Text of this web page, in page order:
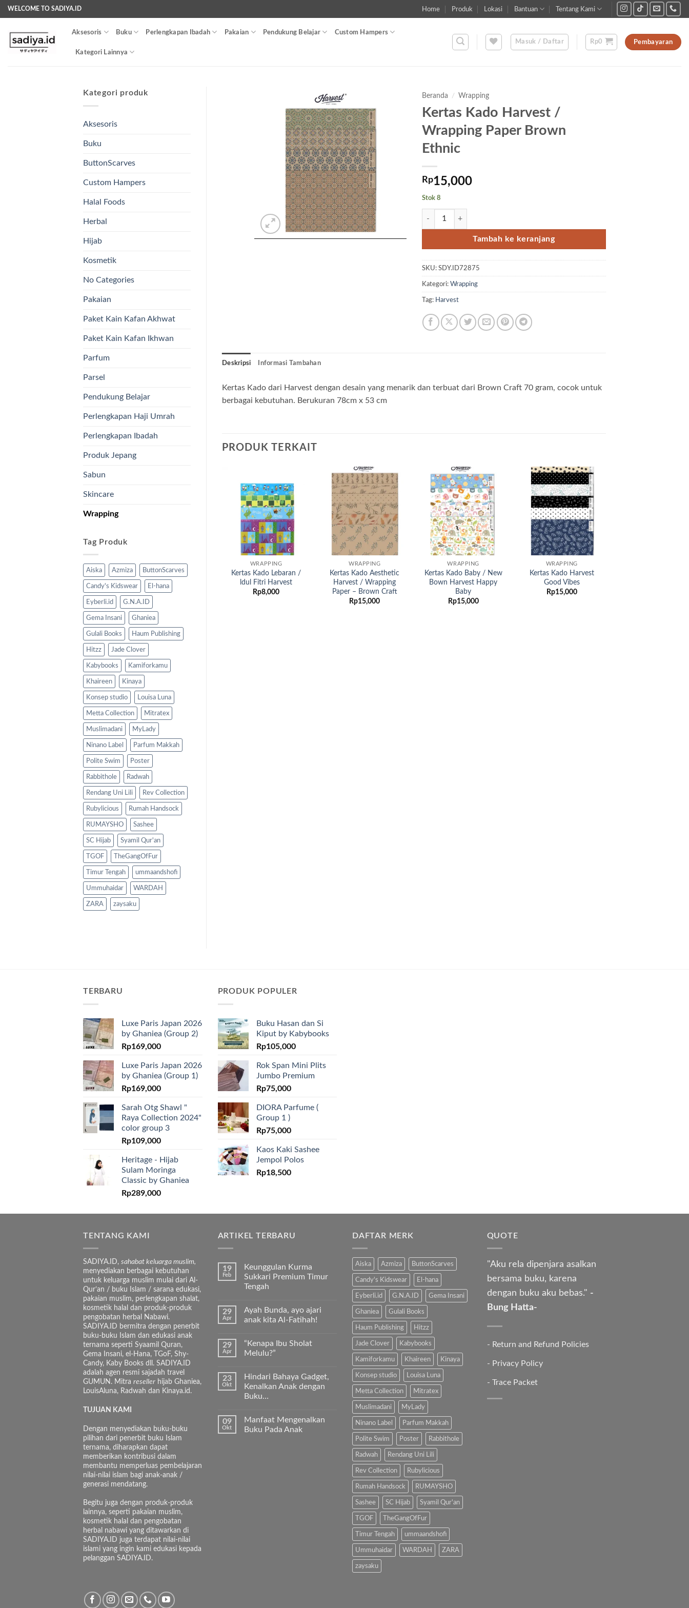
Skip
to
content
WELCOME TO SADIYA.ID Home Produk Lokasi Bantuan Tentang Kami
Aksesoris Buku Perlengkapan Ibadah Pakaian Pendukung Belajar Custom Hampers
Kategori Lainnya
Masuk / Daftar Rp0 Pembayaran
Kategori produk
Aksesoris
Buku
ButtonScarves
Custom Hampers
Halal Foods
Herbal
Hijab
Kosmetik
No Categories
Pakaian
Paket Kain Kafan Akhwat
Paket Kain Kafan Ikhwan
Parfum
Parsel
Pendukung Belajar
Perlengkapan Haji Umrah
Perlengkapan Ibadah
Produk Jepang
Sabun
Skincare
Wrapping
Tag Produk
Aiska Azmiza ButtonScarves
Candy's Kidswear El-hana
Eyberli.id G.N.A.ID
Gema Insani Ghaniea
Gulali Books Haum Publishing
Hitzz Jade Clover
Kabybooks Kamiforkamu
Khaireen Kinaya
Konsep studio Louisa Luna
Metta Collection Mitratex
Muslimadani MyLady
Ninano Label Parfum Makkah
Polite Swim Poster
Rabbithole Radwah
Rendang Uni Lili Rev Collection
Rubylicious Rumah Handsock
RUMAYSHO Sashee
SC Hijab Syamil Qur'an
TGOF TheGangOfFur
Timur Tengah ummaandshofi
Ummuhaidar WARDAH
ZARA zaysaku
wishlist
Beranda / Wrapping
Kertas Kado Harvest /
Wrapping Paper Brown
Ethnic
Rp15,000
Stok 8
Kuantitas Kertas Kado Harvest / Wrapping Paper Brown Ethnic
Tambah ke keranjang
SKU: SDY.ID72875
Kategori: Wrapping
Tag: Harvest
Deskripsi Informasi Tambahan
Kertas Kado dari Harvest dengan desain yang menarik dan terbuat dari Brown Craft 70 gram, cocok untuk
berbagai kebutuhan. Berukuran 78cm x 53 cm
PRODUK TERKAIT
Add to
wishlist
WRAPPING
Kertas Kado Lebaran /
ldul Fitri Harvest
Rp8,000
Add to
wishlist
WRAPPING
Kertas Kado Aesthetic
Harvest / Wrapping
Paper – Brown Craft
Rp15,000
Add to
wishlist
WRAPPING
Kertas Kado Baby / New
Bown Harvest Happy
Baby
Rp15,000
Add to
wishlist
WRAPPING
Kertas Kado Harvest
Good Vibes
Rp15,000
TERBARU
Luxe Paris Japan 2026
by Ghaniea (Group 2)
Rp169,000
Luxe Paris Japan 2026
by Ghaniea (Group 1)
Rp169,000
Sarah Otg Shawl "
Raya Collection 2024"
color group 3
Rp109,000
Heritage - Hijab
Sulam Moringa
Classic by Ghaniea
Rp289,000
PRODUK POPULER
Buku Hasan dan Si
Kiput by Kabybooks
Rp105,000
Rok Span Mini Plits
Jumbo Premium
Rp75,000
DIORA Parfume (
Group 1 )
Rp75,000
Kaos Kaki Sashee
Jempol Polos
Rp18,500
TENTANG KAMI
SADIYA.ID, sahabat keluarga muslim,
menyediakan berbagai kebutuhan
untuk keluarga muslim mulai dari Al-
Qur’an / buku Islam / sarana edukasi,
pakaian muslim, perlengkapan shalat,
kosmetik halal dan produk-produk
pengobatan herbal Nabawi.
SADIYA.ID bermitra dengan penerbit
buku-buku Islam dan edukasi anak
ternama seperti Syaamil Quran,
Gema Insani, el-Hana, TGoF, Shy-
Candy, Kaby Books dll. SADIYA.ID
adalah agen resmi sajadah travel
GUMUN. Mitra reseller hijab Ghaniea,
LouisAluna, Radwah dan Kinaya.id.
TUJUAN KAMI
Dengan menyediakan buku-buku
pilihan dari penerbit buku Islam
ternama, diharapkan dapat
memberikan kontribusi dalam
membantu memperluas pembelajaran
nilai-nilai islam bagi anak-anak /
generasi mendatang.
Begitu juga dengan produk-produk
lainnya, seperti pakaian muslim,
kosmetik halal dan pengobatan
herbal nabawi yang ditawarkan di
SADIYA.ID juga terdapat nilai-nilai
islami yang ingin kami edukasi kepada
pelanggan SADIYA.ID.
ARTIKEL TERBARU
19
Feb
Keunggulan Kurma
Sukkari Premium Timur
Tengah
komentar
Keunggulan
Premium
Timur
Tengah
29
Apr
Ayah Bunda, ayo ajari
anak kita Al-Fatihah!
komentar
pada
Ayah
ajari
anak
kita
Al-
29
Apr
“Kenapa Ibu Sholat
Melulu?”
komentar
pada
“Kenapa
Ibu
23
Okt
Hindari Bahaya Gadget,
Kenalkan Anak dengan
Buku…
komentar
pada
Hindari
09
Okt
Manfaat Mengenalkan
Buku Pada Anak
DAFTAR MERK
Aiska Azmiza ButtonScarves
Candy's Kidswear El-hana
Eyberli.id G.N.A.ID Gema Insani
Ghaniea Gulali Books
Haum Publishing Hitzz
Jade Clover Kabybooks
Kamiforkamu Khaireen Kinaya
Konsep studio Louisa Luna
Metta Collection Mitratex
Muslimadani MyLady
Ninano Label Parfum Makkah
Polite Swim Poster Rabbithole
Radwah Rendang Uni Lili
Rev Collection Rubylicious
Rumah Handsock RUMAYSHO
Sashee SC Hijab Syamil Qur'an
TGOF TheGangOfFur
Timur Tengah ummaandshofi
Ummuhaidar WARDAH ZARA
zaysaku
QUOTE
"Aku rela dipenjara asalkan
bersama buku, karena
dengan buku aku bebas." -
Bung Hatta-
- Return and Refund Policies
- Privacy Policy
- Trace Packet